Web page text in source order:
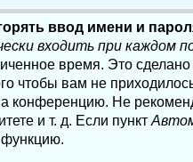
ввод имени и
входить при каждом
время. Это сделано
чтобы вам не
конференцию. Не
и т. д. Если пункт
функцию.